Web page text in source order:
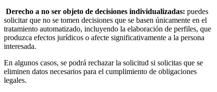
Derecho a no ser objeto de decisiones individualizadas: puedes
solicitar que no se tomen decisiones que se basen únicamente en el
tratamiento automatizado, incluyendo la elaboración de perfiles, que
produzca efectos jurídicos o afecte significativamente a la persona
interesada.
En algunos casos, se podrá rechazar la solicitud si solicitas que se
eliminen datos necesarios para el cumplimiento de obligaciones
legales.